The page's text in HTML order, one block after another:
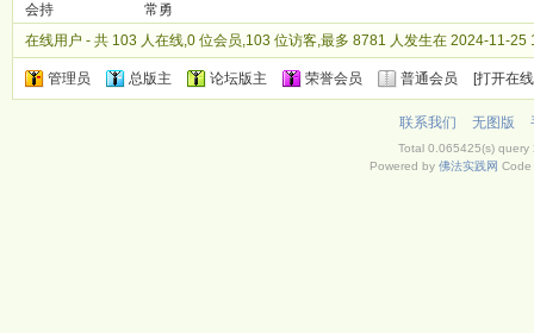
会持
常勇
在线用户 - 共 103 人在线,0 位会员,103 位访客,最多 8781 人发生在 2024-11-25
管理员 总版主 论坛版主 荣誉会员 普通会员 [打开在
联系我们 无图版
Total 0.065425(s)
Powered by 佛法实践网